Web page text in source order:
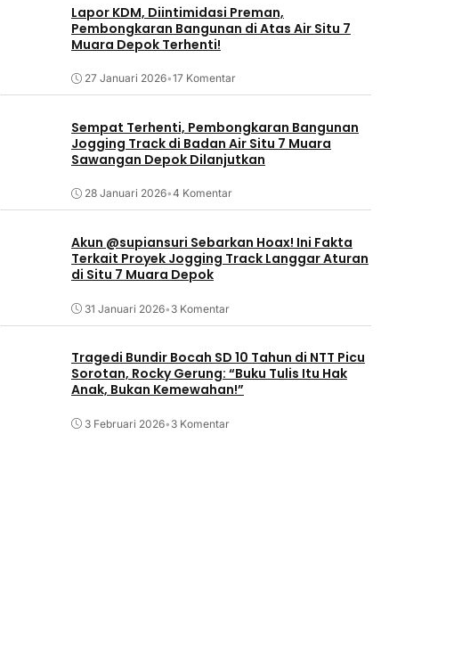
Lapor KDM, Diintimidasi Preman,
Pembongkaran Bangunan di Atas Air Situ 7
Muara Depok Terhenti!
27 Januari 2026•17 Komentar
Sempat Terhenti, Pembongkaran Bangunan
Jogging Track di Badan Air Situ 7 Muara
Sawangan Depok Dilanjutkan
28 Januari 2026•4 Komentar
Akun @supiansuri Sebarkan Hoax! Ini Fakta
Terkait Proyek Jogging Track Langgar Aturan
di Situ 7 Muara Depok
31 Januari 2026• 3 Komentar
Tragedi Bundir Bocah SD 10 Tahun di NTT Picu
Sorotan, Rocky Gerung: “Buku Tulis Itu Hak
Anak, Bukan Kemewahan!”
3 Februari 2026• 3 Komentar